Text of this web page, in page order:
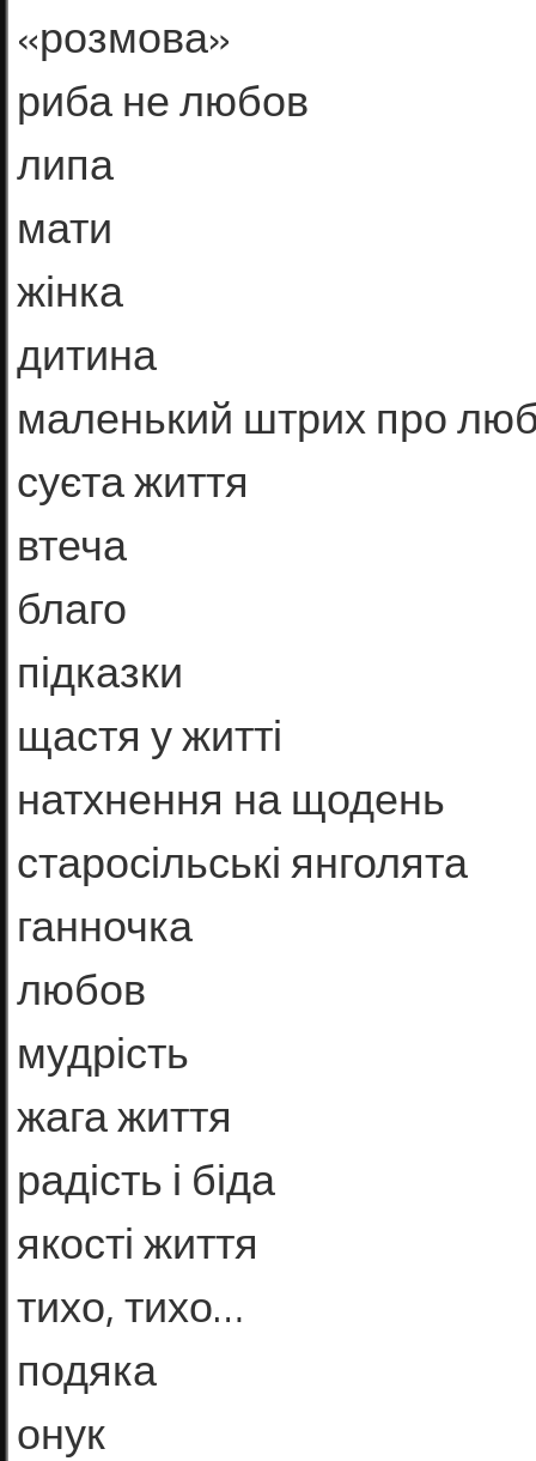
«розмова»
риба не любов
липа
мати
жінка
дитина
маленький штрих про
суєта життя
втеча
благо
підказки
щастя у житті
натхнення на щодень
старосільські янголята
ганночка
любов
мудрість
жага життя
радість і біда
якості життя
тихо, тихо…
подяка
онук